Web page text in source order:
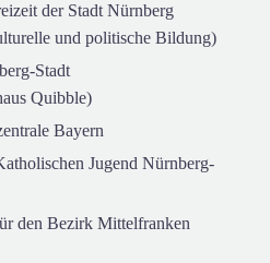
der Stadt Nürnberg
und politische Bildung)
Stadt
Quibble)
Bayern
Jugend Nürnberg-
den Bezirk Mittelfranken